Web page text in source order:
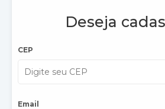
Deseja
CEP
Email